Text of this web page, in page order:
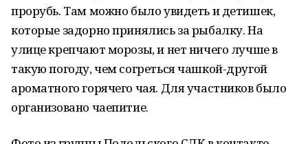
прорубь. Там можно было увидеть и детишек,
которые задорно принялись за рыбалку. На
улице крепчают морозы, и нет ничего лучше в
такую погоду, чем согреться чашкой-другой
ароматного горячего чая. Для участников было
организовано чаепитие.